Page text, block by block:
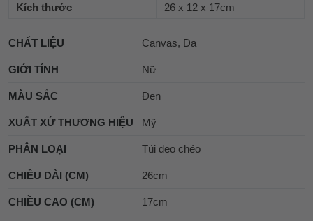
Kích thước
26 x 12 x 17cm
CHẤT LIỆU Canvas, Da
GIỚI TÍNH Nữ
MÀU SẮC Đen
XUẤT XỨ THƯƠNG HIỆU Mỹ
PHÂN LOẠI Túi đeo chéo
CHIỀU DÀI (CM) 26cm
CHIỀU CAO (CM) 17cm